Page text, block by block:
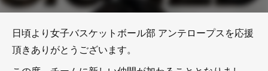
日頃より女子バスケットボール部 アンテロープスを応援
頂きありがとうございます。